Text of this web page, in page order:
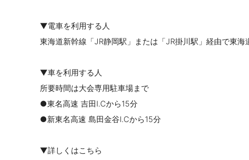
▼電車を利用する人
東海道新幹線「JR静岡駅」または「JR掛川駅」経由で東海
▼車を利用する人
所要時間は大会専用駐車場まで
●東名高速 吉田I.Cから15分
●新東名高速 島田金谷I.Cから15分
▼詳しくはこちら